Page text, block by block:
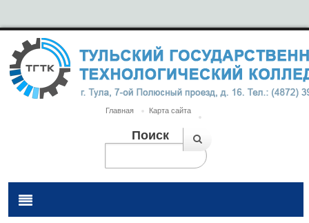
Главная Карта сайта
Поиск